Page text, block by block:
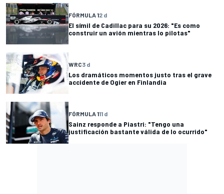
FÓRMULA 12 d
El símil de Cadillac para su 2026: "Es como
construir un avión mientras lo pilotas"
WRC3 d
Los dramáticos momentos justo tras el grave
accidente de Ogier en Finlandia
FÓRMULA 111 d
Sainz responde a Piastri: "Tengo una
justificación bastante válida de lo ocurrido"